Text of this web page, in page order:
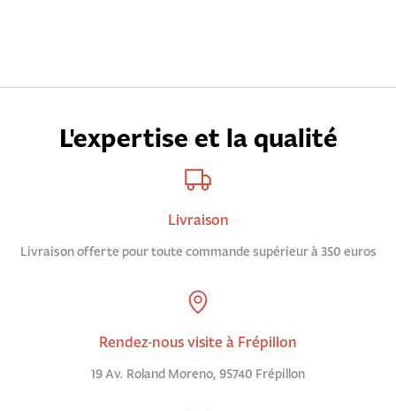
L'expertise et la qualité
Livraison
Livraison offerte pour toute commande supérieur à 350 euros
Rendez-nous visite à Frépillon
19 Av. Roland Moreno, 95740 Frépillon